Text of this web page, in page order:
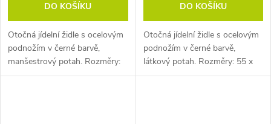
DO KOŠÍKU
Otočná jídelní židle s ocelovým
podnožím v černé barvě,
manšestrový potah. Rozměry:
55 x 54 x 68 cm (h x š x v).
DO KOŠÍKU
Otočná jídelní židle s ocelovým
podnožím v černé barvě,
látkový potah. Rozměry: 55 x
54 x 68 cm (h x š x v). Pozn.